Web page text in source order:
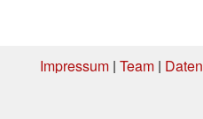
Impressum| Team|